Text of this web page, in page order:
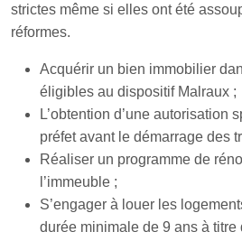
strictes même si elles ont été
réformes.
Acquérir un bien immobilier
éligibles au dispositif Malraux ;
L’obtention d’une autorisation
préfet avant le démarrage des
Réaliser un programme de
l’immeuble ;
S’engager à louer les
durée minimale de 9 ans à